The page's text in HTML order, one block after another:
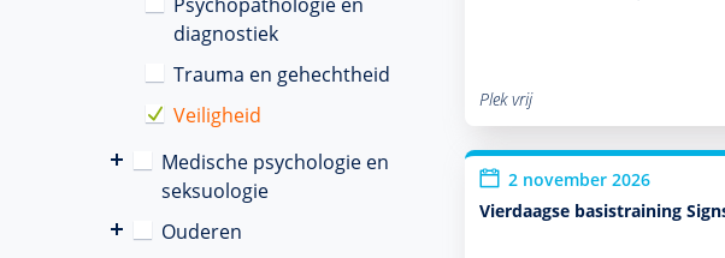
diagnostiek
Trauma en gehechtheid
Veiligheid
Medische psychologie en
seksuologie
Ouderen
Plek vrij
2 november 2026
Vierdaagse basistraining